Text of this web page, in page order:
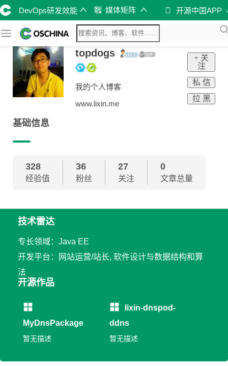
DevOps研发效能 媒体矩阵 开源中国APP
topdogs
我的个人博客
www.lixin.me
+ 关
注
私 信
拉 黑
基础信息
328
经验值
36
粉丝
27
关注
0
文章总量
技术雷达
专长领域：Java EE
开发平台：网站运营/站长, 软件设计与数据结构和算
法
开源作品
MyDnsPackage
暂无描述
lixin-dnspod-
ddns
暂无描述